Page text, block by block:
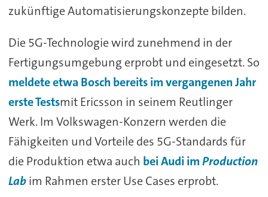
zukünftige Automatisierungskonzepte bilden.
Die 5G-Technologie wird zunehmend in der
Fertigungsumgebung erprobt und eingesetzt. So
meldete etwa Bosch bereits im vergangenen Jahr
erste Testsmit Ericsson in seinem Reutlinger
Werk. Im Volkswagen-Konzern werden die
Fähigkeiten und Vorteile des 5G-Standards für
die Produktion etwa auch bei Audi imProduction
Labim Rahmen erster Use Cases erprobt.